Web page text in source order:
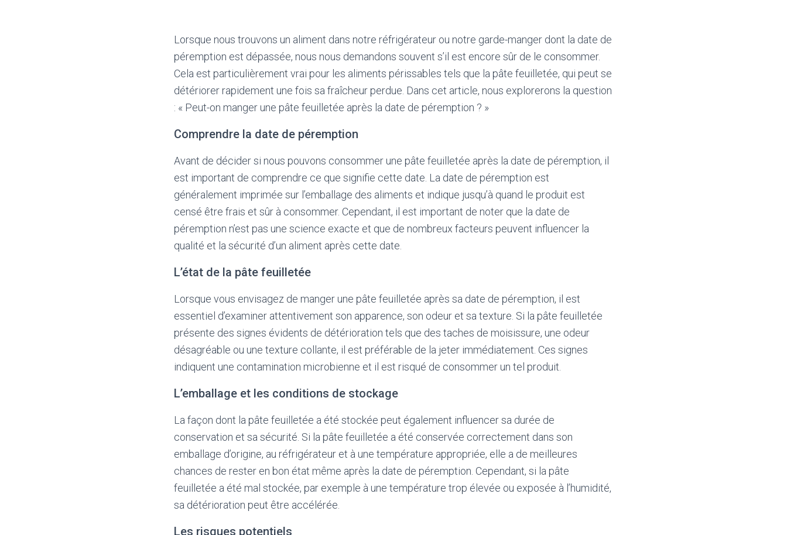
Lorsque nous trouvons un aliment dans notre réfrigérateur ou notre garde-manger dont la date de
péremption est dépassée, nous nous demandons souvent s’il est encore sûr de le consommer.
Cela est particulièrement vrai pour les aliments périssables tels que la pâte feuilletée, qui peut se
détériorer rapidement une fois sa fraîcheur perdue. Dans cet article, nous explorerons la question
: « Peut-on manger une pâte feuilletée après la date de péremption ? »
Comprendre la date de péremption
Avant de décider si nous pouvons consommer une pâte feuilletée après la date de péremption, il
est important de comprendre ce que signifie cette date. La date de péremption est
généralement imprimée sur l’emballage des aliments et indique jusqu’à quand le produit est
censé être frais et sûr à consommer. Cependant, il est important de noter que la date de
péremption n’est pas une science exacte et que de nombreux facteurs peuvent influencer la
qualité et la sécurité d’un aliment après cette date.
L’état de la pâte feuilletée
Lorsque vous envisagez de manger une pâte feuilletée après sa date de péremption, il est
essentiel d’examiner attentivement son apparence, son odeur et sa texture. Si la pâte feuilletée
présente des signes évidents de détérioration tels que des taches de moisissure, une odeur
désagréable ou une texture collante, il est préférable de la jeter immédiatement. Ces signes
indiquent une contamination microbienne et il est risqué de consommer un tel produit.
L’emballage et les conditions de stockage
La façon dont la pâte feuilletée a été stockée peut également influencer sa durée de
conservation et sa sécurité. Si la pâte feuilletée a été conservée correctement dans son
emballage d’origine, au réfrigérateur et à une température appropriée, elle a de meilleures
chances de rester en bon état même après la date de péremption. Cependant, si la pâte
feuilletée a été mal stockée, par exemple à une température trop élevée ou exposée à l’humidité,
sa détérioration peut être accélérée.
Les risques potentiels